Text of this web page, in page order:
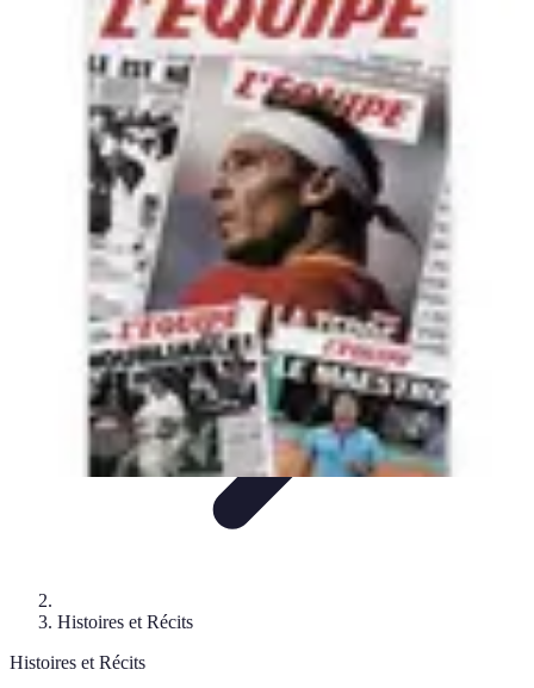
Histoires et Récits Légendes et HéritageHéritage des
ActualitésDesign
Legends F1
Histoires et Récits
Histoires et Récits